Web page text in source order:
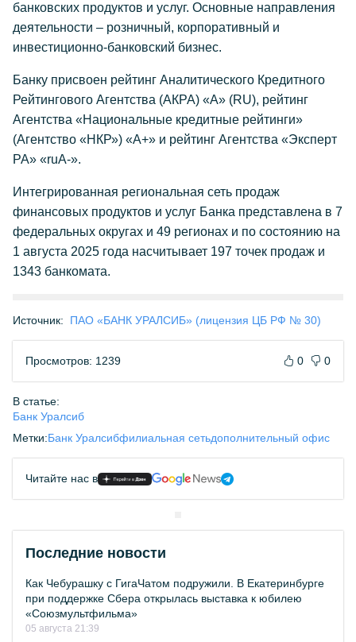
банковских продуктов и услуг. Основные направления
деятельности – розничный, корпоративный и
инвестиционно-банковский бизнес.
Банку присвоен рейтинг Аналитического Кредитного
Рейтингового Агентства (АКРА) «А» (RU), рейтинг
Агентства «Национальные кредитные рейтинги»
(Агентство «НКР») «А+» и рейтинг Агентства «Эксперт
РА» «ruА-».
Интегрированная региональная сеть продаж
финансовых продуктов и услуг Банка представлена в 7
федеральных округах и 49 регионах и по состоянию на
1 августа 2025 года насчитывает 197 точек продаж и
1343 банкомата.
Источник: ПАО «БАНК УРАЛСИБ» (лицензия ЦБ РФ № 30)
Просмотров: 1239 0 0
В статье:
Банк Уралсиб
Метки:Банк Уралсибфилиальная сетьдополнительный офис
Читайте нас в
Последние новости
Как Чебурашку с ГигаЧатом подружили. В Екатеринбурге
при поддержке Сбера открылась выставка к юбилею
«Союзмультфильма»
05 августа 21:39